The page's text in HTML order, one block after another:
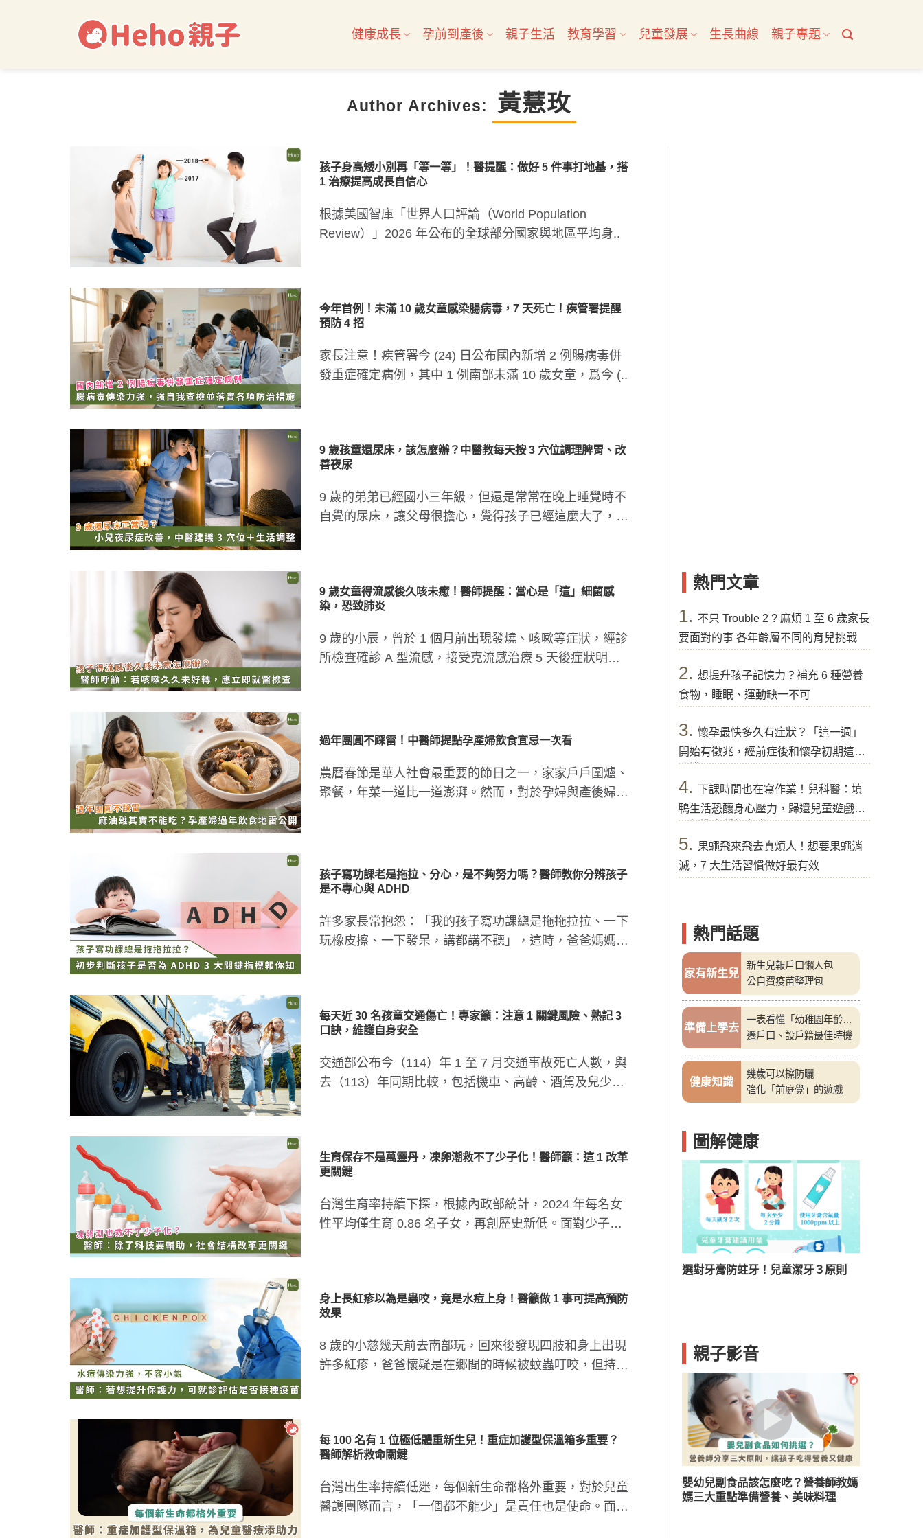
健康成長 孕前到產後 親子生活 教育學習 兒童發展 生長曲線 親子專題
Author Archives: 黃慧玫
孩子身高矮小別再「等一等」！醫提醒：做好 5 件事打地基，搭
1 治療提高成長自信心
根據美國智庫「世界人口評論（World Population
Review）」2026 年公布的全球部分國家與地區平均身..
今年首例！未滿 10 歲女童感染腸病毒，7 天死亡！疾管署提醒
預防 4 招
家長注意！疾管署今 (24) 日公布國內新增 2 例腸病毒併
發重症確定病例，其中 1 例南部未滿 10 歲女童，爲今 (..
9 歲孩童還尿床，該怎麼辦？中醫教每天按 3 穴位調理脾胃、改
善夜尿
9 歲的弟弟已經國小三年級，但還是常常在晚上睡覺時不
自覺的尿床，讓父母很擔心，覺得孩子已經這麼大了，還
9 歲女童得流感後久咳未癒！醫師提醒：當心是「這」細菌感
染，恐致肺炎
9 歲的小辰，曾於 1 個月前出現發燒、咳嗽等症狀，經診
所檢查確診 A 型流感，接受克流感治療 5 天後症狀明顯
過年團圓不踩雷！中醫師提點孕產婦飲食宜忌一次看
農曆春節是華人社會最重要的節日之一，家家戶戶圍爐、
聚餐，年菜一道比一道澎湃。然而，對於孕婦與產後婦女
孩子寫功課老是拖拉、分心，是不夠努力嗎？醫師教你分辨孩子
是不專心與 ADHD
許多家長常抱怨：「我的孩子寫功課總是拖拖拉拉、一下
玩橡皮擦、一下發呆，講都講不聽」，這時，爸爸媽媽都
每天近 30 名孩童交通傷亡！專家籲：注意 1 關鍵風險、熟記 3
口訣，維護自身安全
交通部公布今（114）年 1 至 7 月交通事故死亡人數，與
去（113）年同期比較，包括機車、高齡、酒駕及兒少等
生育保存不是萬靈丹，凍卵潮救不了少子化！醫師籲：這 1 改革
更關鍵
台灣生育率持續下探，根據內政部統計，2024 年每名女
性平均僅生育 0.86 名子女，再創歷史新低。面對少子化
身上長紅疹以為是蟲咬，竟是水痘上身！醫籲做 1 事可提高預防
效果
8 歲的小慈幾天前去南部玩，回來後發現四肢和身上出現
許多紅疹，爸爸懷疑是在鄉間的時候被蚊蟲叮咬，但持續
每 100 名有 1 位極低體重新生兒！重症加護型保溫箱多重要？
醫師解析救命關鍵
台灣出生率持續低迷，每個新生命都格外重要，對於兒童
醫護團隊而言，「一個都不能少」是責任也是使命。面對
熱門文章
1. 不只 Trouble 2 ? 麻煩 1 至 6 歲家長
要面對的事 各年齡層不同的育兒挑戰
2. 想提升孩子記憶力？補充 6 種營養
食物，睡眠、運動缺一不可
3. 懷孕最快多久有症狀？「這一週」
開始有徵兆，經前症後和懷孕初期這樣
分辨
4. 下課時間也在寫作業！兒科醫：填
鴨生活恐釀身心壓力，歸還兒童遊戲權
可促進多種能力發展
5. 果蠅飛來飛去真煩人！想要果蠅消
滅，7 大生活習慣做好最有效
熱門話題
家有新生兒
新生兒報戶口懶人包
公自費疫苗整理包
準備上學去
一表看懂「幼稚園年齡
表」
遷戶口、設戶籍最佳時機
健康知識
幾歲可以擦防曬
強化「前庭覺」的遊戲
圖解健康
選對牙膏防蛀牙！兒童潔牙３原則
親子影音
嬰幼兒副食品該怎麼吃？營養師教媽
媽三大重點準備營養、美味料理